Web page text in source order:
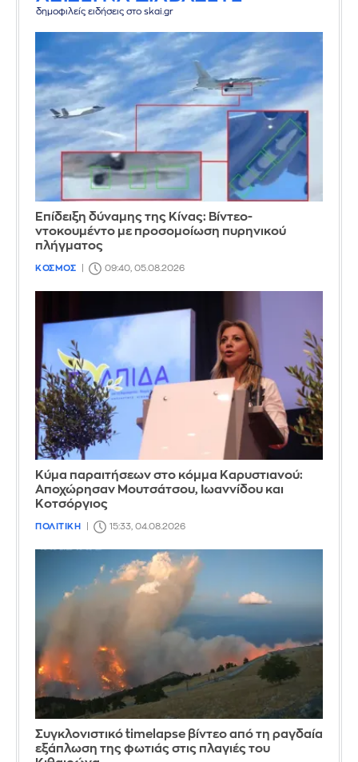
δημοφιλείς ειδήσεις στο skai.gr
Επίδειξη δύναμης της Κίνας: Βίντεο-
ντοκουμέντο με προσομοίωση πυρηνικού
πλήγματος
ΚΟΣΜΟΣ 09:40, 05.08.2026
Κύμα παραιτήσεων στο κόμμα Καρυστιανού:
Αποχώρησαν Μουτσάτσου, Ιωαννίδου και
Κοτσόργιος
ΠΟΛΙΤΙΚΗ 15:33, 04.08.2026
Συγκλονιστικό timelapse βίντεο από τη ραγδαία
εξάπλωση της φωτιάς στις πλαγιές του